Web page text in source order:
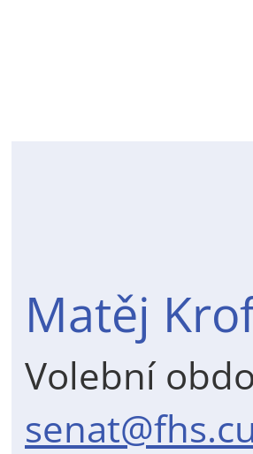
Matěj
Volební